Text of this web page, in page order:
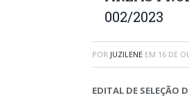
002/2023
POR JUZILENE EM 16 DE
EDITAL DE SELEÇÃO